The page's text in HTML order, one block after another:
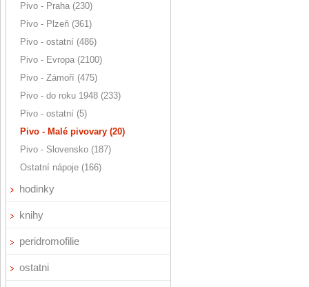
Pivo - Praha (230)
Pivo - Plzeň (361)
Pivo - ostatní (486)
Pivo - Evropa (2100)
Pivo - Zámoří (475)
Pivo - do roku 1948 (233)
Pivo - ostatní (5)
Pivo - Malé pivovary (20)
Pivo - Slovensko (187)
Ostatní nápoje (166)
hodinky
knihy
peridromofilie
ostatni